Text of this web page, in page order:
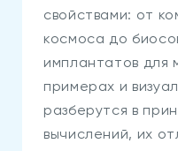
свойствами: от
космоса до
имплантатов для
примерах и
разберутся в
вычислений, их